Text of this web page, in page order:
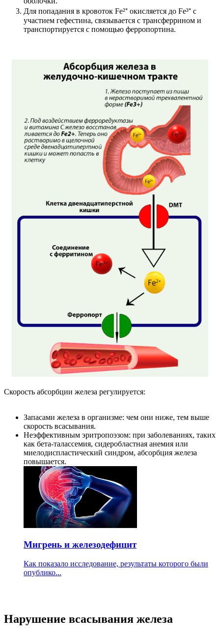
Для попадания в кровоток Fe²⁺ окисляется до Fe³⁺ с
участием гефестина, связывается с трансферрином и
транспортируется с помощью ферропортина.
Скорость абсорбции железа регулируется:
Запасами железа в организме: чем они ниже, тем выше
скорость всасывания.
Неэффективным эритропоэзом: при заболеваниях, таких
как бета-талассемия, сидеробластная анемия или
миелодиспластический синдром, абсорбция железа
повышается.
Мигрень и железодефицит
Как показало исследование, результаты которого были
опублико...
Нарушение всасывания железа